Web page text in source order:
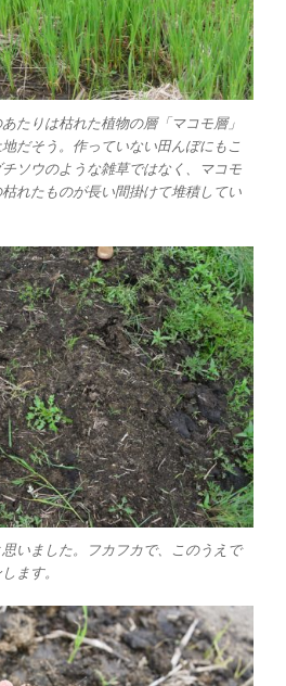
たりは枯れた植物の層「マコモ層」
だそう。作っていない田んぼにもこ
ソウのような雑草ではなく、マコモ
れたものが長い間掛けて堆積してい
いました。フカフカで、このうえで
ます。